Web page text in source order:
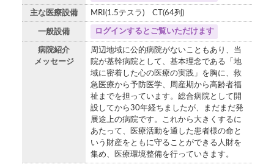
主な医療設備 MRI(1.5テスラ) CT(64列)
一般設備 ログインするとご覧いただけます
病院紹介
メッセージ
周辺地域に公的病院がないこともあり、当
院が基幹病院として、基本理念である「地
域に密着した心の医療の実践」を胸に、救
急医療から予防医学、周産期から高齢者福
祉までを担っています。総合病院として開
設してから30年経ちましたが、まだまだ発
展途上の病院です。これから大きくするに
あたって、医療活動を通した患者様の命と
いう財産をともに守ることができる人財を
集め、医療環境整備を行っていきます。